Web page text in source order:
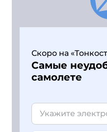
Скоро на
Самые
самолете